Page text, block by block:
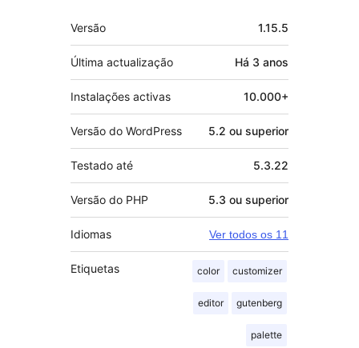
Metadados
Versão 1.15.5
Última actualização Há 3 anos
Instalações activas 10.000+
Versão do WordPress 5.2 ou superior
Testado até 5.3.22
Versão do PHP 5.3 ou superior
Idiomas Ver todos os 11
Etiquetas color customizer
editor gutenberg
palette